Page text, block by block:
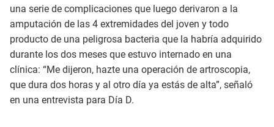
una serie de complicaciones que luego derivaron a la
amputación de las 4 extremidades del joven y todo
producto de una peligrosa bacteria que la habría adquirido
durante los dos meses que estuvo internado en una
clínica: “Me dijeron, hazte una operación de artroscopia,
que dura dos horas y al otro día ya estás de alta”, señaló
en una entrevista para Día D.